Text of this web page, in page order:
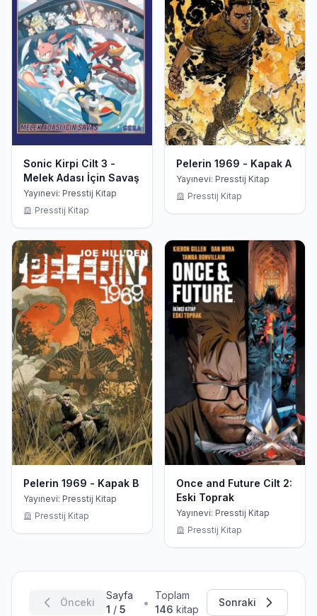
Sonic Kirpi Cilt 3 -
Melek Adası İçin Savaş
Yayınevi: Presstij Kitap
Presstij Kitap
Pelerin 1969 - Kapak A
Yayınevi: Presstij Kitap
Presstij Kitap
Pelerin 1969 - Kapak B
Yayınevi: Presstij Kitap
Presstij Kitap
Once and Future Cilt 2:
Eski Toprak
Yayınevi: Presstij Kitap
Presstij Kitap
Önceki
Sayfa
1 / 5 •
Toplam
146 kitap
Sonraki